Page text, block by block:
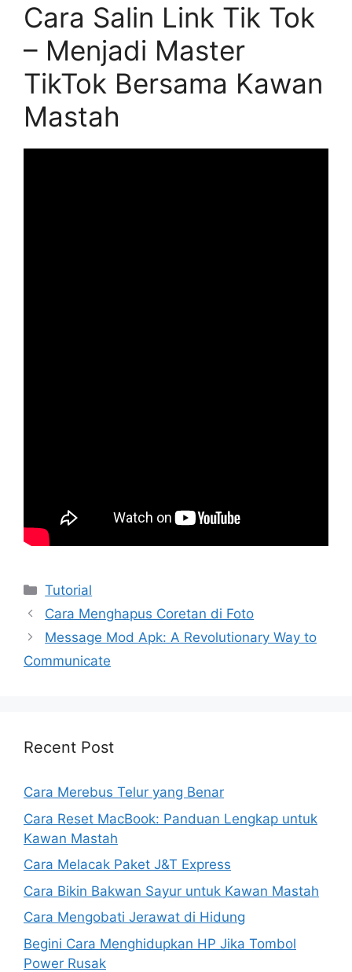
Cara Salin Link Tik Tok
– Menjadi Master
TikTok Bersama Kawan
Mastah
Kategori
Tutorial
Cara Menghapus Coretan di Foto
Message Mod Apk: A Revolutionary Way to
Communicate
Recent Post
Cara Merebus Telur yang Benar
Cara Reset MacBook: Panduan Lengkap untuk
Kawan Mastah
Cara Melacak Paket J&T Express
Cara Bikin Bakwan Sayur untuk Kawan Mastah
Cara Mengobati Jerawat di Hidung
Begini Cara Menghidupkan HP Jika Tombol
Power Rusak